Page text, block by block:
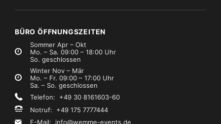
MwSt.)
(zzgl. MwSt.)
BÜRO ÖFFNUNGSZEITEN
Sommer Apr – Okt
Mo. – Sa. 09:00 – 18:00 Uhr
So. geschlossen
Winter Nov – Mär
Mo. – Fr. 09:00 – 17:00 Uhr
Sa. – So. geschlossen
Telefon: +49 30 8161603-60
Notruf: +49 175 7777444
E-Mail: info@wemme-events.de